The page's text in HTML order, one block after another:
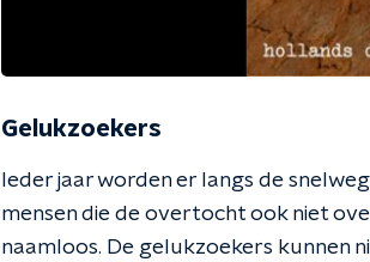
Gelukzoekers
Ieder jaar worden er langs de
mensen die de overtocht ook niet
naamloos. De gelukzoekers kunnen